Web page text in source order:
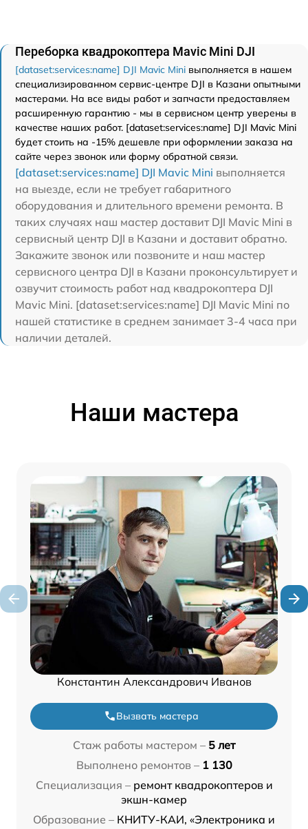
Переборка квадрокоптера Mavic Mini DJI
[dataset:services:name] DJI Mavic Mini выполняется в нашем
специализированном сервис-центре DJI в Казани опытными
мастерами. На все виды работ и запчасти предоставляем
расширенную гарантию - мы в сервисном центр уверены в
качестве наших работ. [dataset:services:name] DJI Mavic Mini
будет стоить на -15% дешевле при оформлении заказа на
сайте через звонок или форму обратной связи.
[dataset:services:name] DJI Mavic Mini выполняется
на выезде, если не требует габаритного
оборудования и длительного времени ремонта. В
таких случаях наш мастер доставит DJI Mavic Mini в
сервисный центр DJI в Казани и доставит обратно.
Закажите звонок или позвоните и наш мастер
сервисного центра DJI в Казани проконсультирует и
озвучит стоимость работ над квадрокоптера DJI
Mavic Mini. [dataset:services:name] DJI Mavic Mini по
нашей статистике в среднем занимает 3-4 часа при
наличии деталей.
Наши мастера
Константин Александрович Иванов
Вызвать мастера
Стаж работы мастером – 5 лет
Выполнено ремонтов – 1 130
Специализация – ремонт квадрокоптеров и
экшн-камер
Образование – КНИТУ-КАИ, «Электроника и